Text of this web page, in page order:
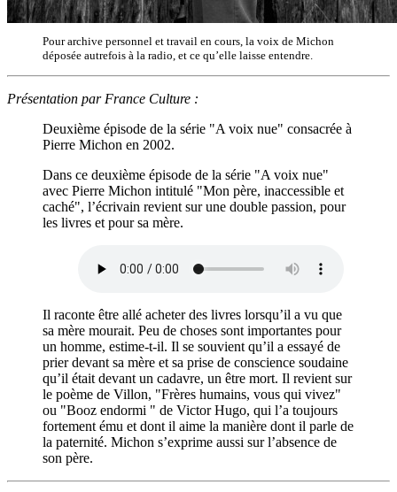
Pour archive personnel et travail en cours, la voix de Michon
déposée autrefois à la radio, et ce qu’elle laisse entendre.
Présentation par France Culture :
Deuxième épisode de la série "A voix nue" consacrée à
Pierre Michon en 2002.
Dans ce deuxième épisode de la série "A voix nue"
avec Pierre Michon intitulé "Mon père, inaccessible et
caché", l’écrivain revient sur une double passion, pour
les livres et pour sa mère.
Il raconte être allé acheter des livres lorsqu’il a vu que
sa mère mourait. Peu de choses sont importantes pour
un homme, estime-t-il. Il se souvient qu’il a essayé de
prier devant sa mère et sa prise de conscience soudaine
qu’il était devant un cadavre, un être mort. Il revient sur
le poème de Villon, "Frères humains, vous qui vivez"
ou "Booz endormi " de Victor Hugo, qui l’a toujours
fortement ému et dont il aime la manière dont il parle de
la paternité. Michon s’exprime aussi sur l’absence de
son père.